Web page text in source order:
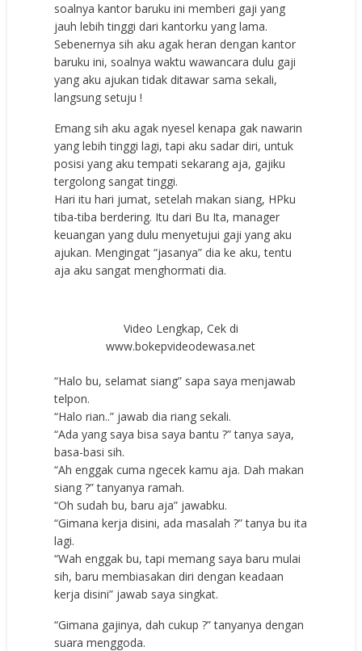
soalnya kantor baruku ini memberi gaji yang
jauh lebih tinggi dari kantorku yang lama.
Sebenernya sih aku agak heran dengan kantor
baruku ini, soalnya waktu wawancara dulu gaji
yang aku ajukan tidak ditawar sama sekali,
langsung setuju !
Emang sih aku agak nyesel kenapa gak nawarin
yang lebih tinggi lagi, tapi aku sadar diri, untuk
posisi yang aku tempati sekarang aja, gajiku
tergolong sangat tinggi.
Hari itu hari jumat, setelah makan siang, HPku
tiba-tiba berdering. Itu dari Bu Ita, manager
keuangan yang dulu menyetujui gaji yang aku
ajukan. Mengingat “jasanya” dia ke aku, tentu
aja aku sangat menghormati dia.
Video Lengkap, Cek di
www.bokepvideodewasa.net
“Halo bu, selamat siang” sapa saya menjawab
telpon.
“Halo rian..” jawab dia riang sekali.
“Ada yang saya bisa saya bantu ?” tanya saya,
basa-basi sih.
“Ah enggak cuma ngecek kamu aja. Dah makan
siang ?” tanyanya ramah.
“Oh sudah bu, baru aja” jawabku.
“Gimana kerja disini, ada masalah ?” tanya bu ita
lagi.
“Wah enggak bu, tapi memang saya baru mulai
sih, baru membiasakan diri dengan keadaan
kerja disini” jawab saya singkat.
“Gimana gajinya, dah cukup ?” tanyanya dengan
suara menggoda.